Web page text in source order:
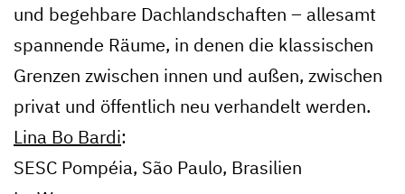
und begehbare Dachlandschaften – allesamt
spannende Räume, in denen die klassischen
Grenzen zwischen innen und außen, zwischen
privat und öffentlich neu verhandelt werden.
Lina Bo Bardi:
SESC Pompéia, São Paulo, Brasilien